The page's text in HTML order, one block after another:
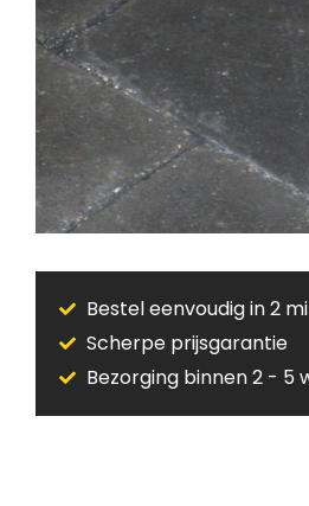
Bestel eenvoudig in 2
Scherpe prijsgarantie
Bezorging binnen 2 - 5